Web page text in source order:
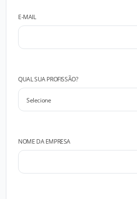
E-MAIL
QUAL SUA PROFISSÃO?
NOME DA EMPRESA